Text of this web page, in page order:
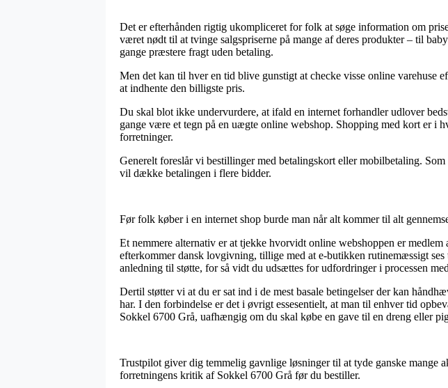
Det er efterhånden rigtig ukompliceret for folk at søge information om
været nødt til at tvinge salgspriserne på mange af deres produkter – til
gange præstere fragt uden betaling.
Men det kan til hver en tid blive gunstigt at checke visse online varehuse
at indhente den billigste pris.
Du skal blot ikke undervurdere, at ifald en internet forhandler udlover
gange være et tegn på en uægte online webshop. Shopping med kort er i
forretninger.
Generelt foreslår vi bestillinger med betalingskort eller mobilbetaling.
vil dække betalingen i flere bidder.
Før folk køber i en internet shop burde man når alt kommer til alt
Et nemmere alternativ er at tjekke hvorvidt online webshoppen er
efterkommer dansk lovgivning, tillige med at e-butikken rutinemæssigt
anledning til støtte, for så vidt du udsættes for udfordringer i processen
Dertil støtter vi at du er sat ind i de mest basale betingelser der kan
har. I den forbindelse er det i øvrigt essesentielt, at man til enhver tid
Sokkel 6700 Grå, uafhængig om du skal købe en gave til en dreng eller
Trustpilot giver dig temmelig gavnlige løsninger til at tyde ganske mange
forretningens kritik af Sokkel 6700 Grå før du bestiller.